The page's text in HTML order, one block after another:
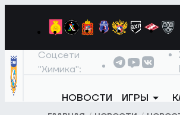
Соцсети
"Химика":
НОВОСТИ ИГРЫ